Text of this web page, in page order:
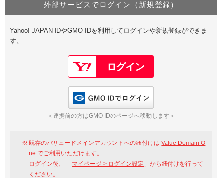
Value Domain Oneにログイン
Google
GMO ID Amazon
※AmazonはValue Domain Oneのログイン画面へ遷移します
Value Domain Oneアカウント作成
以下でも登録可能
Google Yahoo!
GMO ID
外部サービスでログイン（新規登録）
Yahoo! JAPAN IDやGMO IDを利用してログインや新規登録ができま
す。
＜連携前の方はGMO IDのページへ移動します＞
既存のバリュードメインアカウントへの紐付けはValue Domain O
ne でご利用いただけます。
ログイン後、「 マイページ > ログイン設定 」から紐付けを行って
ください。